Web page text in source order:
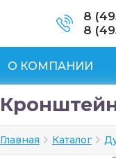
8
8
О КОМПАНИИ
Главная Каталог